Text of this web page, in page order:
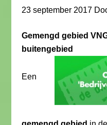
23 september 2017
Gemengd gebied
buitengebied
Een